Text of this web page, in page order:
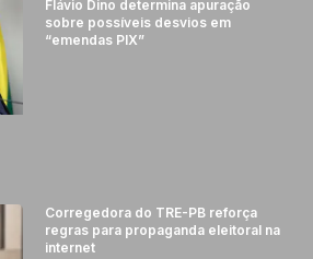
Flávio Dino determina apuração
sobre possíveis desvios em
“emendas PIX”
Corregedora do TRE-PB reforça
regras para propaganda eleitoral na
internet